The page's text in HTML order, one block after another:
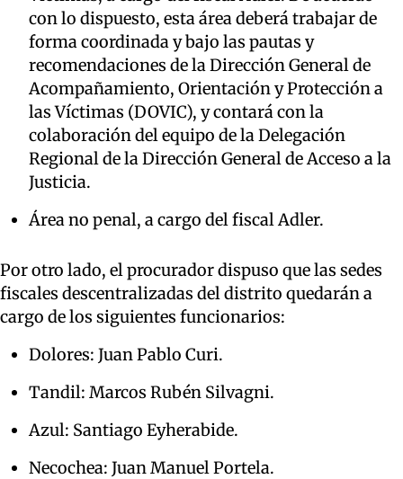
con lo dispuesto, esta área deberá trabajar de
forma coordinada y bajo las pautas y
recomendaciones de la Dirección General de
Acompañamiento, Orientación y Protección a
las Víctimas (DOVIC), y contará con la
colaboración del equipo de la Delegación
Regional de la Dirección General de Acceso a la
Justicia.
Área no penal, a cargo del fiscal Adler.
Por otro lado, el procurador dispuso que las sedes
fiscales descentralizadas del distrito quedarán a
cargo de los siguientes funcionarios:
Dolores: Juan Pablo Curi.
Tandil: Marcos Rubén Silvagni.
Azul: Santiago Eyherabide.
Necochea: Juan Manuel Portela.